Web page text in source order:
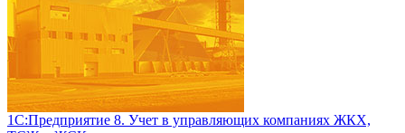
1С:Предприятие 8. Учет в управляющих компаниях ЖКХ,